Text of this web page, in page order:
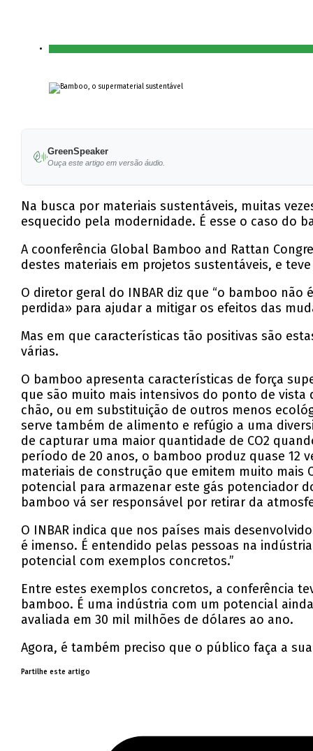
GreenSpeaker
Ouça este artigo em versão áudio.
Na busca por materiais sustentáveis, muitas
esquecido pela modernidade. É esse o caso do
A coonferência Global Bamboo and Rattan
destes materiais em projetos sustentáveis, e
O diretor geral do INBAR diz que “o bamboo
perdida» para ajudar a mitigar os efeitos das
Mas em que características tão positivas são
várias.
O bamboo apresenta características de força
que são muito mais intensivos do ponto de vista
chão, ou em substituição de outros menos
serve também de alimento e refúgio a uma
de capturar uma maior quantidade de CO2
período de 20 anos, o bamboo produz quase 12
materiais de construção que emitem muito mais
potencial para armazenar este gás potenciador
bamboo vá ser responsável por retirar da
O INBAR indica que nos países mais
é imenso. É entendido pelas pessoas na
potencial com exemplos concretos.”
Entre estes exemplos concretos, a conferência
bamboo. É uma indústria com um potencial
avaliada em 30 mil milhões de dólares ao ano.
Agora, é também preciso que o público faça a
Partilhe este artigo